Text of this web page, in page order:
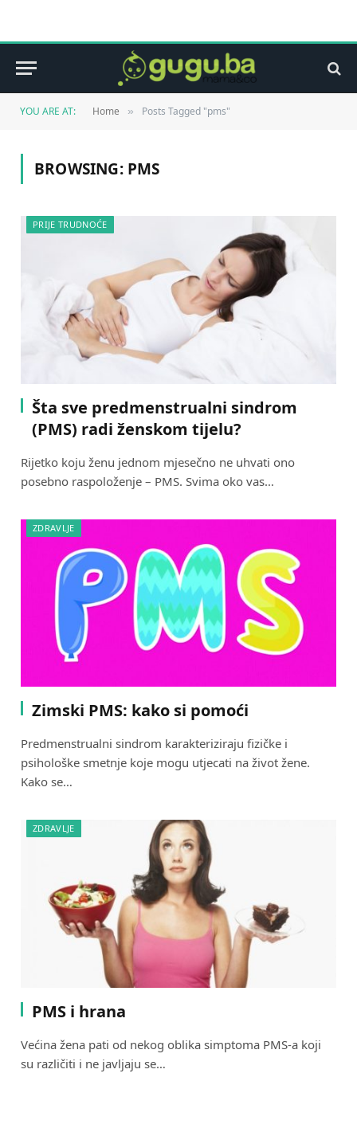
YOU ARE AT: Home » Posts Tagged "pms"
BROWSING: PMS
PRIJE TRUDNOĆE
Šta sve predmenstrualni sindrom
(PMS) radi ženskom tijelu?
Rijetko koju ženu jednom mjesečno ne uhvati ono
posebno raspoloženje – PMS. Svima oko vas…
ZDRAVLJE
Zimski PMS: kako si pomoći
Predmenstrualni sindrom karakteriziraju fizičke i
psihološke smetnje koje mogu utjecati na život žene.
Kako se…
ZDRAVLJE
PMS i hrana
Većina žena pati od nekog oblika simptoma PMS-a koji
su različiti i ne javljaju se…